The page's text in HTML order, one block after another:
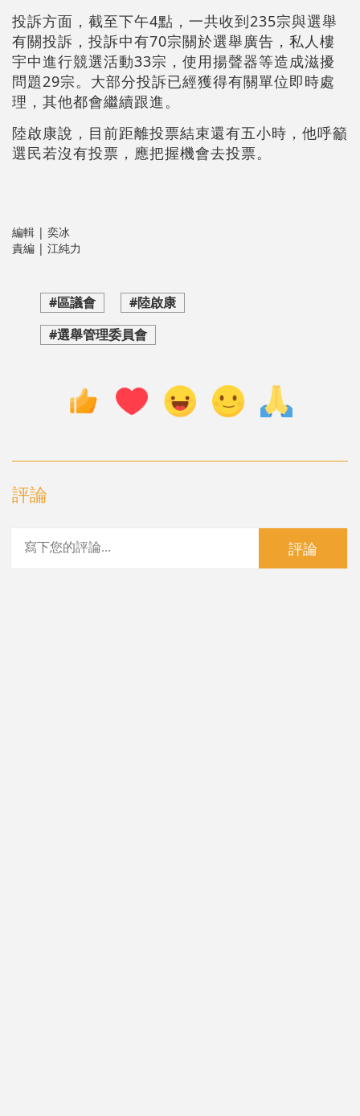
投訴方面，截至下午4點，一共收到235宗與選舉
有關投訴，投訴中有70宗關於選舉廣告，私人樓
宇中進行競選活動33宗，使用揚聲器等造成滋擾
問題29宗。大部分投訴已經獲得有關單位即時處
理，其他都會繼續跟進。
陸啟康說，目前距離投票結束還有五小時，他呼籲
選民若沒有投票，應把握機會去投票。
編輯 | 奕冰
責編 | 江純力
#區議會
#陸啟康
#選舉管理委員會
評論
評論